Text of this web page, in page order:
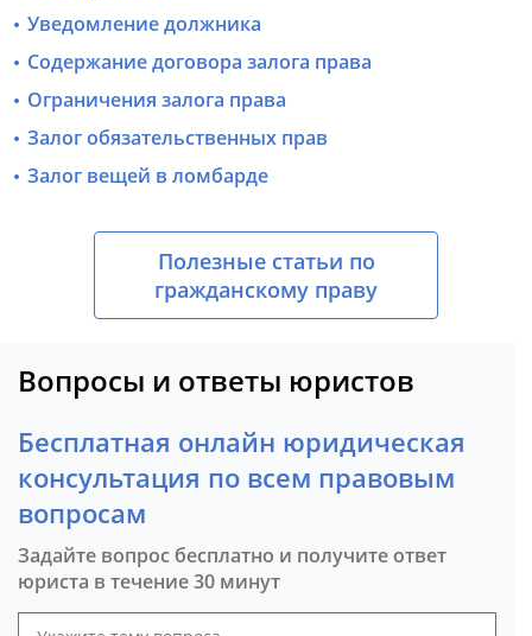
Уведомление должника
Содержание договора залога права
Ограничения залога права
Залог обязательственных прав
Залог вещей в ломбарде
Полезные статьи по
гражданскому праву
Вопросы и ответы юристов
Бесплатная онлайн юридическая
консультация по всем правовым
вопросам
Задайте вопрос бесплатно и получите ответ
юриста в течение 30 минут